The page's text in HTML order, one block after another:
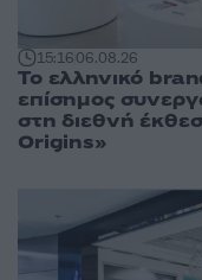
15:1606.08.26
Το ελληνικό
επίσημος
στη διεθνή
Origins»